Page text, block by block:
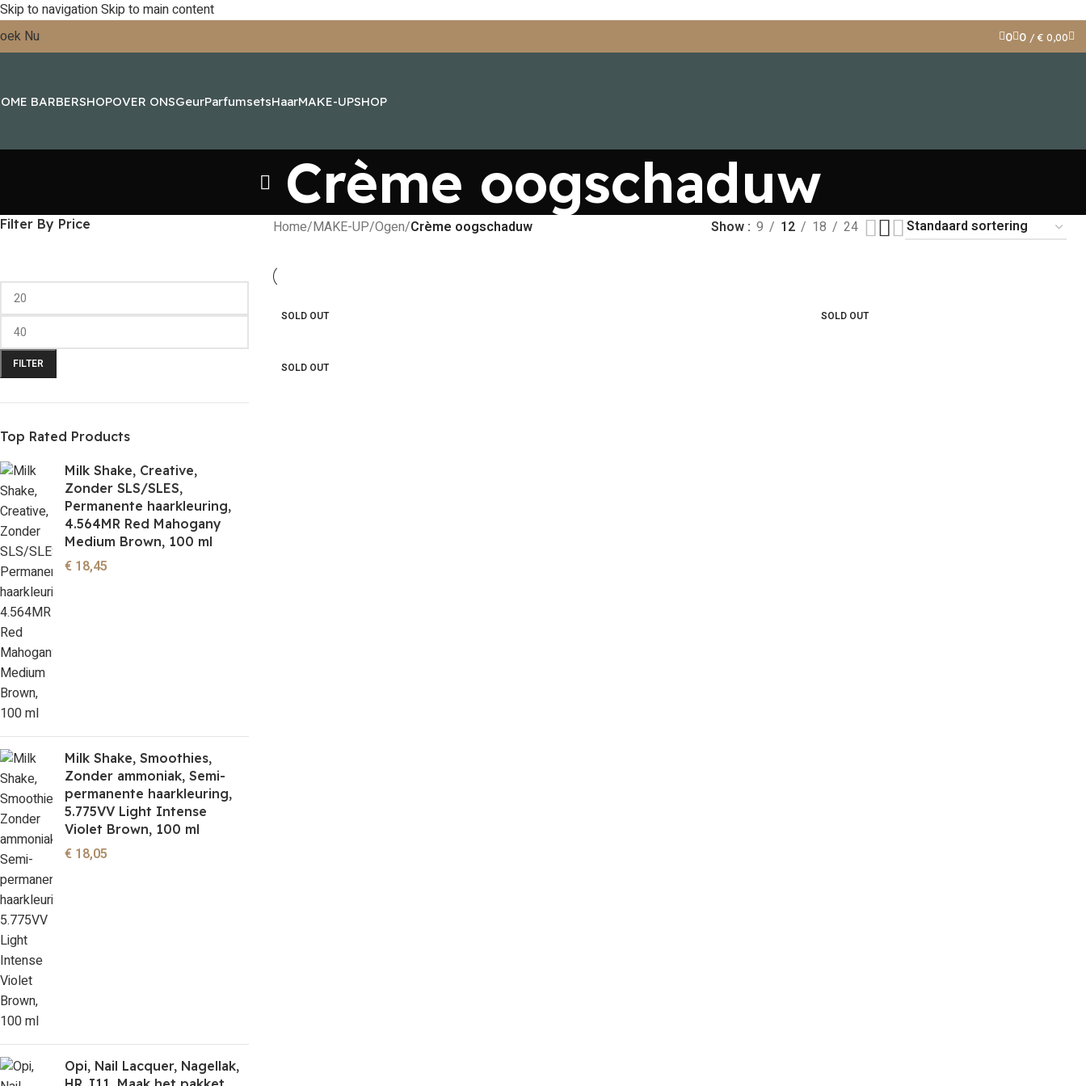
Skip to navigationSkip to main content
Nu
0 0 / € 0,00
BARBERSHOPOVER ONSGeurParfumsetsHaarMAKE-UPSHOP
Crème oogschaduw
Filter By Price
FILTER
Top Rated Products
Milk Shake, Creative,
Zonder SLS/SLES,
Permanente haarkleuring,
4.564MR Red Mahogany
Medium Brown, 100 ml
€ 18,45
Milk Shake, Smoothies,
Zonder ammoniak, Semi-
permanente haarkleuring,
5.775VV Light Intense
Violet Brown, 100 ml
€ 18,05
Opi, Nail Lacquer, Nagellak,
Home/MAKE-UP/Ogen/Crème oogschaduw Show 9 12 18 24
SOLD OUT SOLD OUT
SOLD OUT